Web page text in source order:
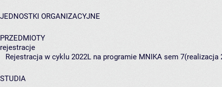
JEDNOSTKI ORGANIZACYJNE
PRZEDMIOTY
rejestracje
Rejestracja w cyklu 2022L na programie MNIKA sem 7(realizacja
STUDIA